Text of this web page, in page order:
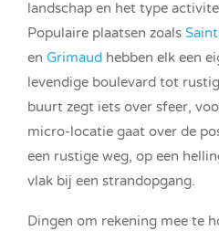
landschap en het type
Populaire plaatsen zoals
en Grimaud hebben elk een
levendige boulevard tot
buurt zegt iets over sfeer,
micro-locatie gaat over de
een rustige weg, op een
vlak bij een strandopgang.
Dingen om rekening mee te